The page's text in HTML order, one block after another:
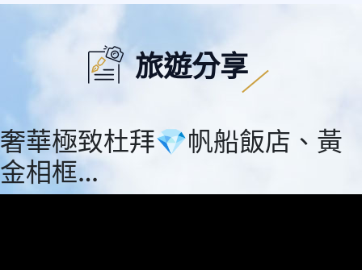
旅遊分享
奢華極致杜拜💎帆船飯店、黃
金相框…